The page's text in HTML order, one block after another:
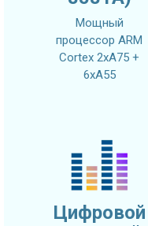
Мощный
процессор ARM
Cortex 2xA75 +
6xA55
Цифровой